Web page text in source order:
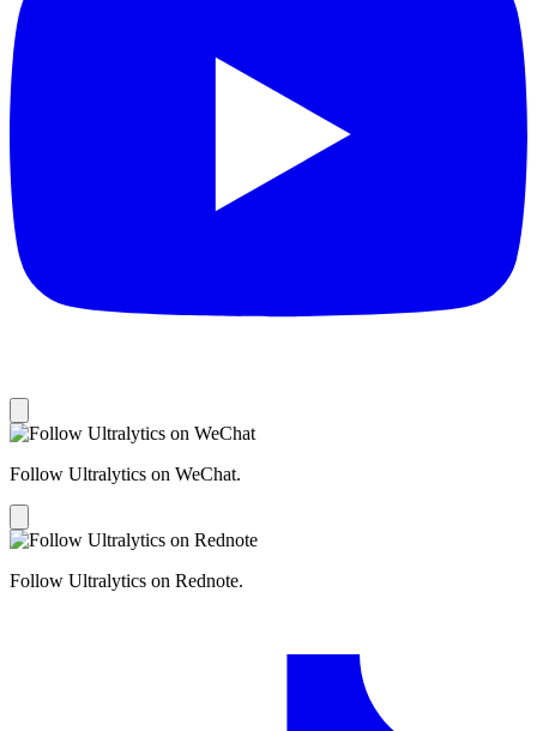
Follow Ultralytics on WeChat.
Follow Ultralytics on Rednote.